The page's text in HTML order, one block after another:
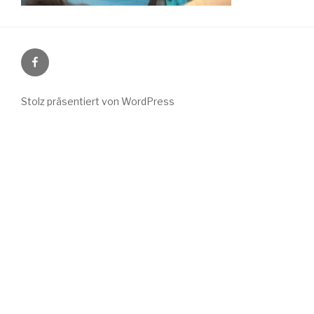
Facebook
Seite
Stolz präsentiert von WordPress